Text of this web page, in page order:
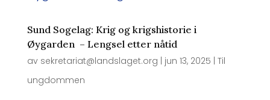
Sund Sogelag: Krig og krigshistorie i
Øygarden – Lengsel etter nåtid
av sekretariat@landslaget.org jun 13, 2025 Til
ungdommen